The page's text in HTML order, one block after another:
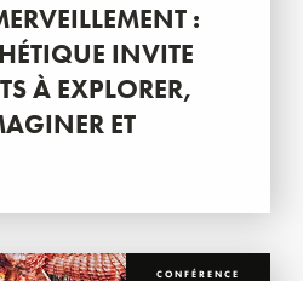
:
INVITE
À EXPLORER,
ET
CONFÉRENCE